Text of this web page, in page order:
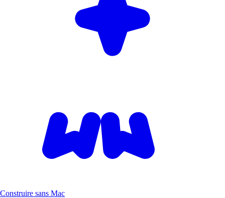
Construire sans Mac